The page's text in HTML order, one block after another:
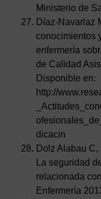
Ministerio de
Díaz-Navarlaz
conocimientos
enfermería
de Calidad
Disponible en:
http://
dicacin
Dolz Alabau
La seguridad
relacionada
Enfermería